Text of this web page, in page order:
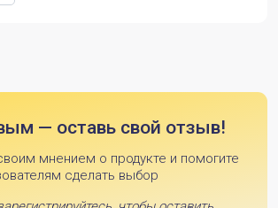
— оставь свой отзыв!
мнением о продукте и помогите
сделать выбор